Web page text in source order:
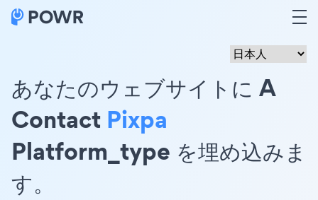
あなたのウェブサイトに A
Contact Pixpa
Platform_type を埋め込みま
す。